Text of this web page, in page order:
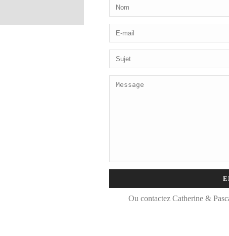
Ou contactez Catherine &